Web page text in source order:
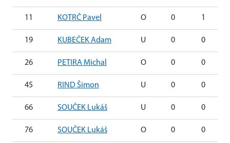
11 KOTRČ Pavel O 0 1
19 KUBEČEK Adam U 0 0
26 PETIRA Michal O 0 0
45 RIND Šimon U 0 0
66 SOUČEK Lukáš U 0 0
76 SOUČEK Lukáš O 0 0